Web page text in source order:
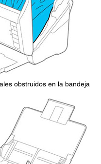
obstruidos en la bandeja